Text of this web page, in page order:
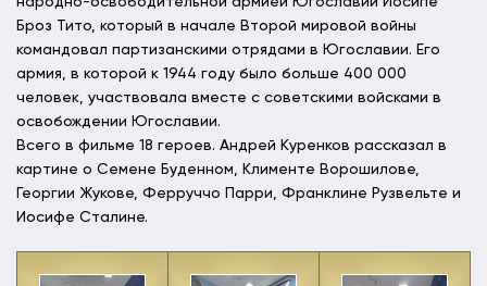
Броз Тито, который в начале Второй мировой войны
командовал партизанскими отрядами в Югославии. Его
армия, в которой к 1944 году было больше 400 000
человек, участвовала вместе с советскими войсками в
освобождении Югославии.
Всего в фильме 18 героев. Андрей Куренков рассказал в
картине о Семене Буденном, Клименте Ворошилове,
Георгии Жукове, Ферруччо Парри, Франклине Рузвельте и
Иосифе Сталине.